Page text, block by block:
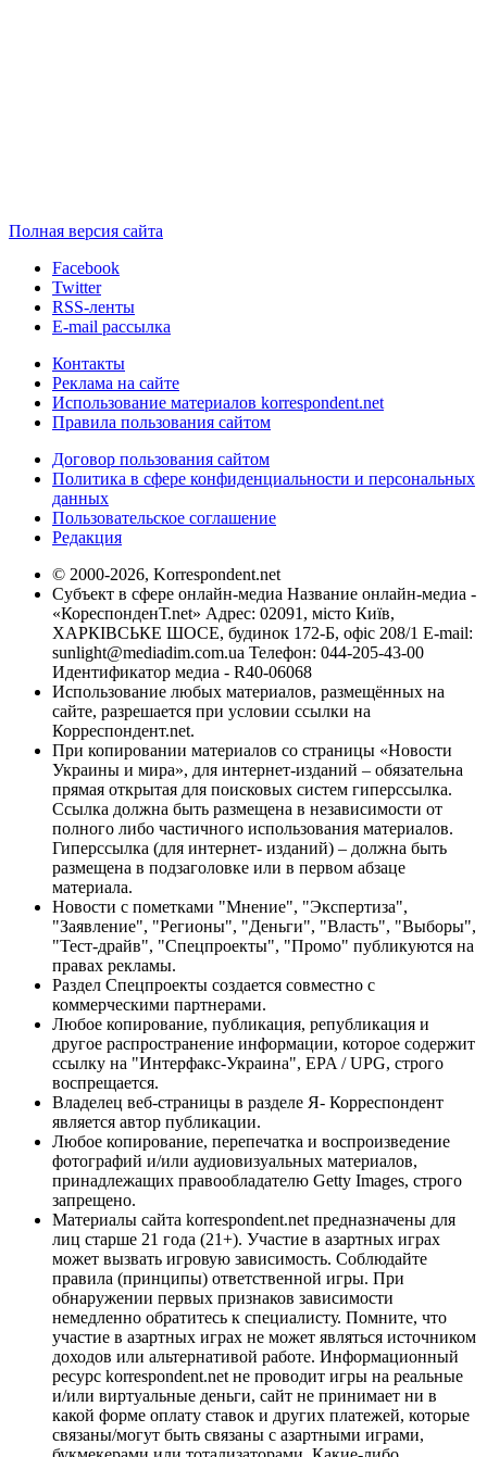
Полная версия сайта
Facebook
Twitter
RSS-ленты
E-mail рассылка
Контакты
Реклама на сайте
Использование материалов korrespondent.net
Правила пользования сайтом
Договор пользования сайтом
Политика в сфере конфиденциальности и персональных
данных
Пользовательское соглашение
Редакция
© 2000-2026, Korrespondent.net
Субъект в сфере онлайн-медиа Название онлайн-медиа -
«КореспонденТ.net» Адрес: 02091, місто Київ,
ХАРКІВСЬКЕ ШОСЕ, будинок 172-Б, офіс 208/1 E-mail:
sunlight@mediadim.com.ua Телефон: 044-205-43-00
Идентификатор медиа - R40-06068
Использование любых материалов, размещённых на
сайте, разрешается при условии ссылки на
Корреспондент.net.
При копировании материалов со страницы «Новости
Украины и мира», для интернет-изданий – обязательна
прямая открытая для поисковых систем гиперссылка.
Ссылка должна быть размещена в независимости от
полного либо частичного использования материалов.
Гиперссылка (для интернет- изданий) – должна быть
размещена в подзаголовке или в первом абзаце
материала.
Новости с пометками "Мнение", "Экспертиза",
"Заявление", "Регионы", "Деньги", "Власть", "Выборы",
"Тест-драйв", "Спецпроекты", "Промо" публикуются на
правах рекламы.
Раздел Спецпроекты создается совместно с
коммерческими партнерами.
Любое копирование, публикация, републикация и
другое распространение информации, которое содержит
ссылку на "Интерфакс-Украина", EPA / UPG, строго
воспрещается.
Владелец веб-страницы в разделе Я- Корреспондент
является автор публикации.
Любое копирование, перепечатка и воспроизведение
фотографий и/или аудиовизуальных материалов,
принадлежащих правообладателю Getty Images, строго
запрещено.
Материалы сайта korrespondent.net предназначены для
лиц старше 21 года (21+). Участие в азартных играх
может вызвать игровую зависимость. Соблюдайте
правила (принципы) ответственной игры. При
обнаружении первых признаков зависимости
немедленно обратитесь к специалисту. Помните, что
участие в азартных играх не может являться источником
доходов или альтернативой работе. Информационный
ресурс korrespondent.net не проводит игры на реальные
и/или виртуальные деньги, сайт не принимает ни в
какой форме оплату ставок и других платежей, которые
связаны/могут быть связаны с азартными играми,